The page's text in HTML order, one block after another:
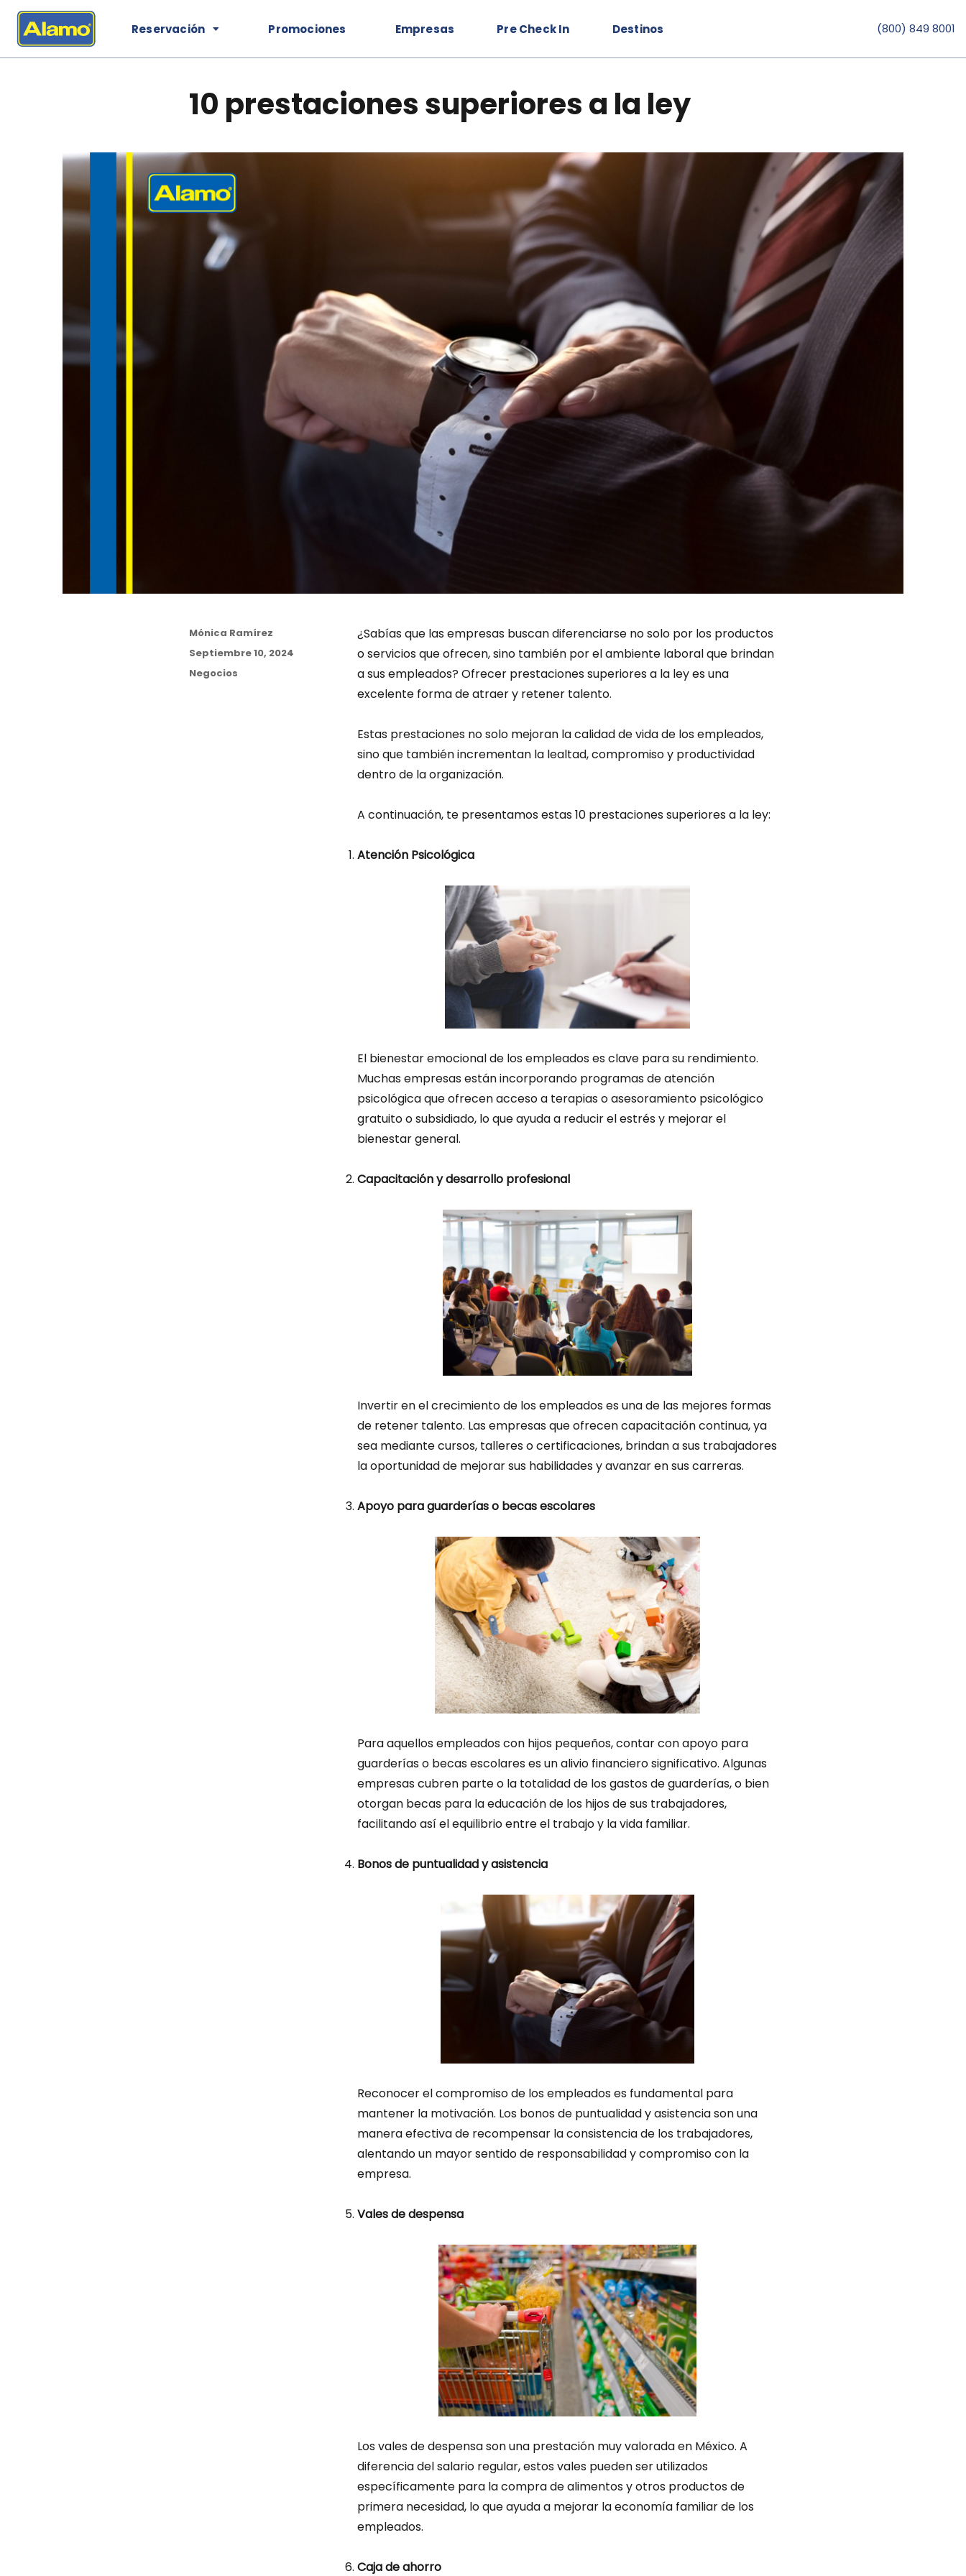
Reservación Promociones Empresas Pre Check In Destinos (800) 849 8001
10 prestaciones superiores a la ley
¿Sabías que las empresas buscan diferenciarse no solo por los productos
o servicios que ofrecen, sino también por el ambiente laboral que brindan
a sus empleados? Ofrecer prestaciones superiores a la ley es una
excelente forma de atraer y retener talento.
Estas prestaciones no solo mejoran la calidad de vida de los empleados,
sino que también incrementan la lealtad, compromiso y productividad
dentro de la organización.
A continuación, te presentamos estas 10 prestaciones superiores a la ley:
Atención Psicológica
El bienestar emocional de los empleados es clave para su rendimiento.
Muchas empresas están incorporando programas de atención
psicológica que ofrecen acceso a terapias o asesoramiento psicológico
gratuito o subsidiado, lo que ayuda a reducir el estrés y mejorar el
bienestar general.
Capacitación y desarrollo profesional
Invertir en el crecimiento de los empleados es una de las mejores formas
de retener talento. Las empresas que ofrecen capacitación continua, ya
sea mediante cursos, talleres o certificaciones, brindan a sus trabajadores
la oportunidad de mejorar sus habilidades y avanzar en sus carreras.
Apoyo para guarderías o becas escolares
Para aquellos empleados con hijos pequeños, contar con apoyo para
guarderías o becas escolares es un alivio financiero significativo. Algunas
empresas cubren parte o la totalidad de los gastos de guarderías, o bien
otorgan becas para la educación de los hijos de sus trabajadores,
facilitando así el equilibrio entre el trabajo y la vida familiar.
Bonos de puntualidad y asistencia
Reconocer el compromiso de los empleados es fundamental para
mantener la motivación. Los bonos de puntualidad y asistencia son una
manera efectiva de recompensar la consistencia de los trabajadores,
alentando un mayor sentido de responsabilidad y compromiso con la
empresa.
Vales de despensa
Los vales de despensa son una prestación muy valorada en México. A
diferencia del salario regular, estos vales pueden ser utilizados
específicamente para la compra de alimentos y otros productos de
primera necesidad, lo que ayuda a mejorar la economía familiar de los
empleados.
Caja de ahorro
Author
Mónica Ramírez
Posted
on
Septiembre 10, 2024
Categories
Negocios